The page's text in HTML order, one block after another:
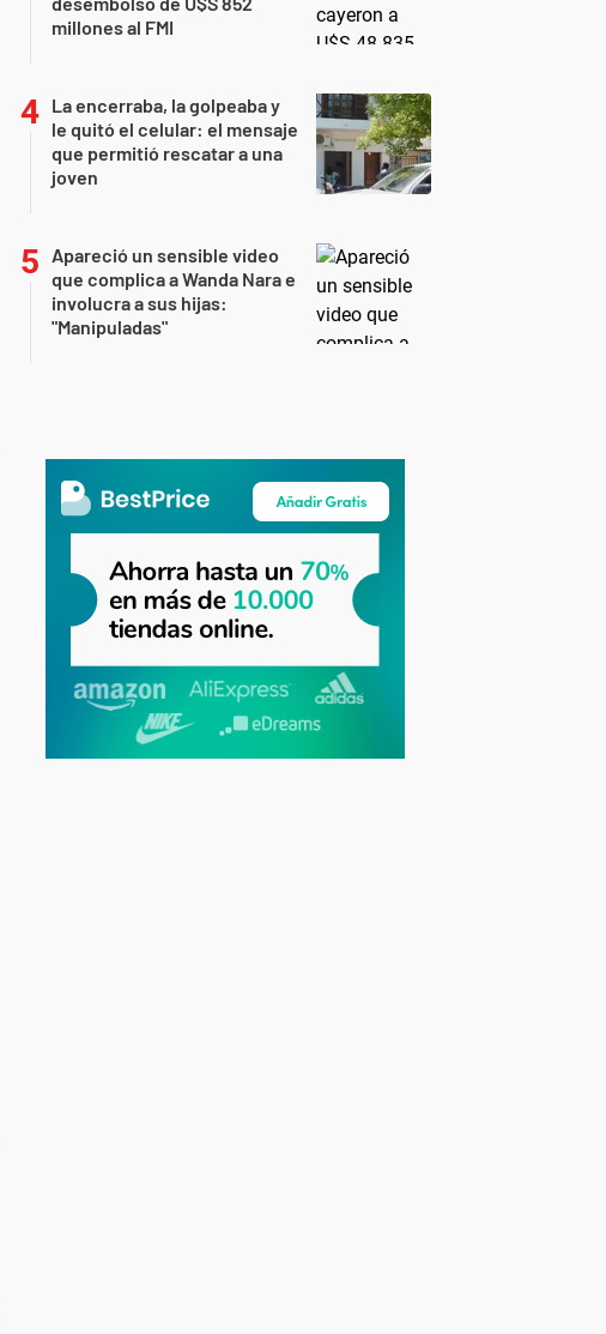
millones al FMI
La encerraba, la golpeaba y
le quitó el celular: el mensaje
que permitió rescatar a una
joven
Apareció un sensible video
que complica a Wanda Nara e
involucra a sus hijas:
"Manipuladas"